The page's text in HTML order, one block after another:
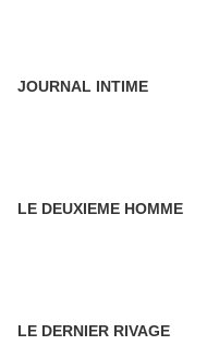
JOURNAL INTIME
LE DEUXIEME HOMME
LE DERNIER RIVAGE